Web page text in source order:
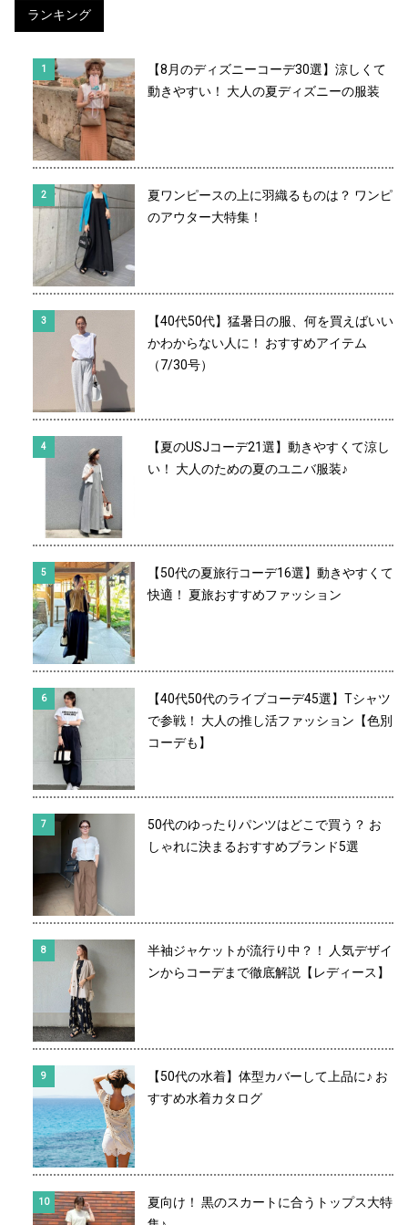
ランキング
【8月のディズニーコーデ30選】涼しくて
動きやすい！ 大人の夏ディズニーの服装
夏ワンピースの上に羽織るものは？ ワンピ
のアウター大特集！
【40代50代】猛暑日の服、何を買えばいい
かわからない人に！ おすすめアイテム
（7/30号）
【夏のUSJコーデ21選】動きやすくて涼し
い！ 大人のための夏のユニバ服装♪
【50代の夏旅行コーデ16選】動きやすくて
快適！ 夏旅おすすめファッション
【40代50代のライブコーデ45選】Tシャツ
で参戦！ 大人の推し活ファッション【色別
コーデも】
50代のゆったりパンツはどこで買う？ お
しゃれに決まるおすすめブランド5選
半袖ジャケットが流行り中？！ 人気デザイ
ンからコーデまで徹底解説【レディース】
【50代の水着】体型カバーして上品に♪ お
すすめ水着カタログ
夏向け！ 黒のスカートに合うトップス大特